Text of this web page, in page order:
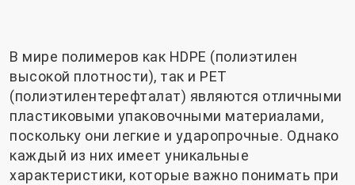
В мире полимеров как HDPE (полиэтилен
высокой плотности), так и PET
(полиэтилентерефталат) являются отличными
пластиковыми упаковочными материалами,
поскольку они легкие и ударопрочные. Однако
каждый из них имеет уникальные
характеристики, которые важно понимать при